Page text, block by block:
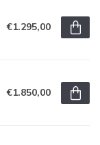
€1.295,00
€1.850,00